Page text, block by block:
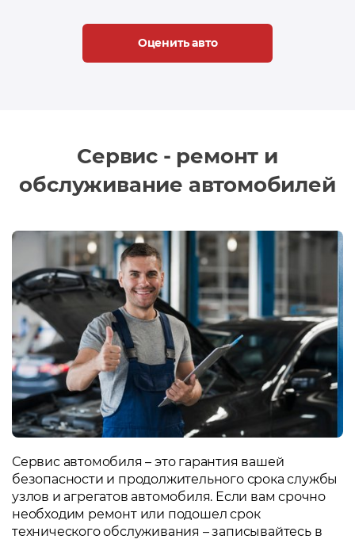
Оценить авто
Сервис - ремонт и
обслуживание автомобилей
Сервис автомобиля – это гарантия вашей
безопасности и продолжительного срока службы
узлов и агрегатов автомобиля. Если вам срочно
необходим ремонт или подошел срок
технического обслуживания – записывайтесь в